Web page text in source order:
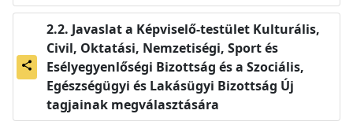
share
Javaslat a Képviselő-testület Kulturális,
Civil, Oktatási, Nemzetiségi, Sport és
Esélyegyenlőségi Bizottság és a Szociális,
Egészségügyi és Lakásügyi Bizottság Új
tagjainak megválasztására